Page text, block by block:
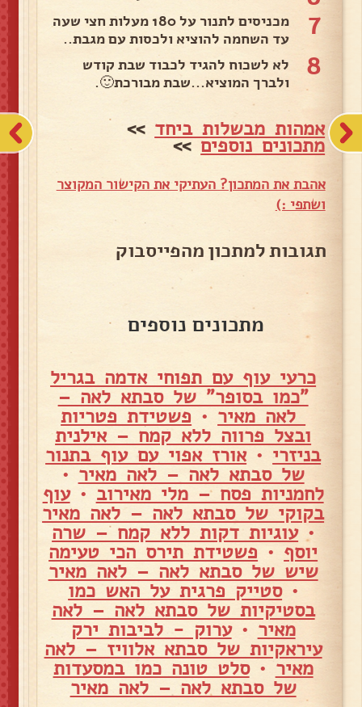
7
מכניסים לתנור על 180 מעלות חצי שעה
עד השחמה להוציא ולכסות עם מגבת..
8
לא לשכוח להגיד לכבוד שבת קודש
ולברך המוציא...שבת מבורכת🙂.
אמהות מבשלות ביחד >>
מתכונים נוספים>>
אהבת את המתכון? העתיקי את הקישור המקוצר
ושתפי :)
תגובות למתכון מהפייסבוק
מתכונים נוספים
כרעי עוף עם תפוחי אדמה בגריל
"כמו בסופר" של סבתא לאה –
לאה מאיר • פשטידת פטריות
ובצל פרווה ללא קמח – אילנית
בניזרי •אורז אפוי עם עוף בתנור
של סבתא לאה – לאה מאיר •
לחמניות פסח – מלי מאירוב •עוף
בקוקי של סבתא לאה – לאה מאיר
•עוגיות דקות ללא קמח – שרה
יוסף • פשטידת תירס הכי טעימה
שיש של סבתא לאה – לאה מאיר
•סטייק פרגית על האש כמו
בסטיקיות של סבתא לאה – לאה
מאיר •ערוק - לביבות ירק
עיראקיות של סבתא אלוויז – לאה
מאיר •סלט טונה כמו במסעדות
של סבתא לאה – לאה מאיר